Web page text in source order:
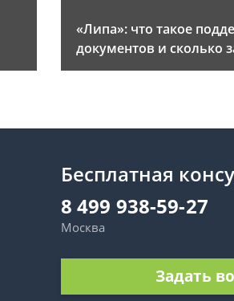
«Липа»: что такое
документов и сколько
Бесплатная
8 499 938-59-27
Москва
Задать